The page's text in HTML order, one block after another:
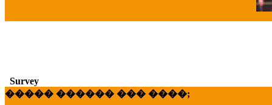
Survey
����� ������ ��� ����;